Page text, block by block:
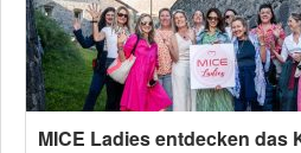
MICE Ladies entdecken das